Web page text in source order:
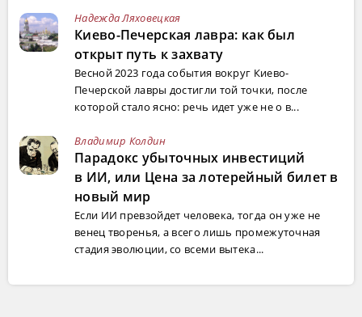
Надежда Ляховецкая
Киево-Печерская лавра: как был
открыт путь к захвату
Весной 2023 года события вокруг Киево-
Печерской лавры достигли той точки, после
которой стало ясно: речь идет уже не о в...
Владимир Колдин
Парадокс убыточных инвестиций
в ИИ, или Цена за лотерейный билет в
новый мир
Если ИИ превзойдет человека, тогда он уже не
венец творенья, а всего лишь промежуточная
стадия эволюции, со всеми вытека...